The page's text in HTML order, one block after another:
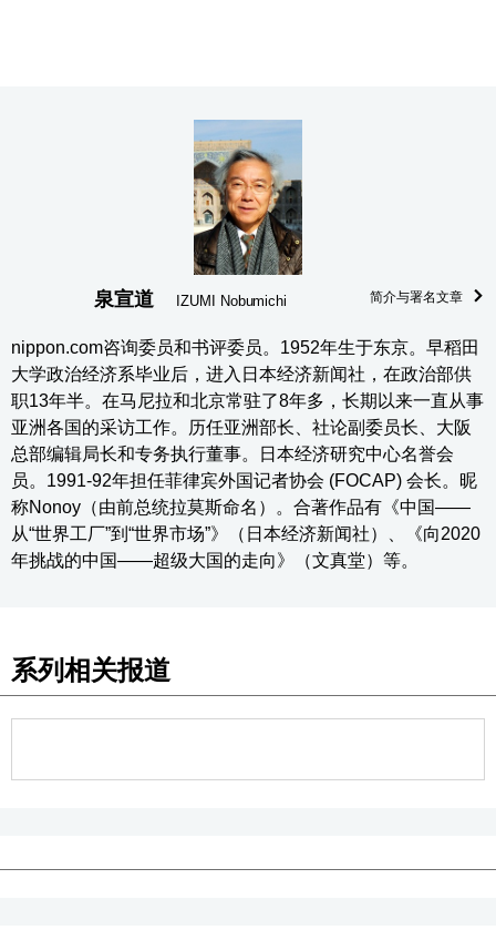
泉宣道 IZUMI Nobumichi 简介与署名文章
nippon.com咨询委员和书评委员。1952年生于东京。早稻田
大学政治经济系毕业后，进入日本经济新闻社，在政治部供
职13年半。在马尼拉和北京常驻了8年多，长期以来一直从事
亚洲各国的采访工作。历任亚洲部长、社论副委员长、大阪
总部编辑局长和专务执行董事。日本经济研究中心名誉会
员。1991-92年担任菲律宾外国记者协会 (FOCAP) 会长。昵
称Nonoy（由前总统拉莫斯命名）。合著作品有《中国——
从“世界工厂”到“世界市场”》（日本经济新闻社）、《向2020
年挑战的中国——超级大国的走向》（文真堂）等。
系列相关报道